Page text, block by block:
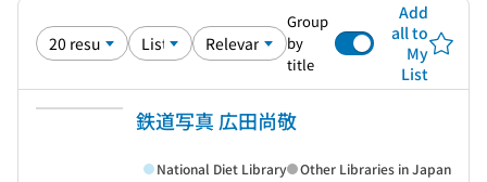
Group
by
title
Add
all to
My
List
鉄道写真 広田尚敬
National Diet Library Other Libraries in Japan